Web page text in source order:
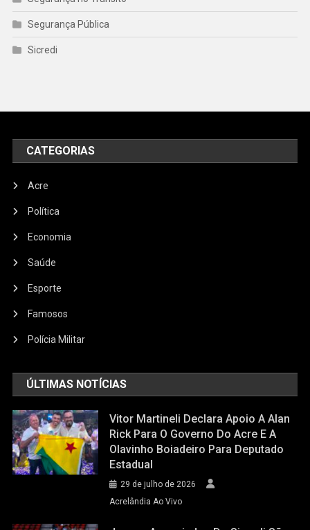
Segurança Pública
Sicredi
CATEGORIAS
Acre
Política
Economia
Saúde
Esporte
Famosos
Polícia Militar
ÚLTIMAS NOTÍCIAS
Vitor Martineli Declara Apoio A Alan
Rick Para O Governo Do Acre E A
Olavinho Boiadeiro Para Deputado
Estadual
29 de julho de 2026
Acrelândia Ao Vivo